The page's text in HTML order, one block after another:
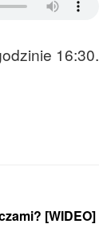
16:30.
[WIDEO]